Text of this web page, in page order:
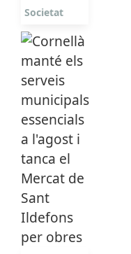
Societat